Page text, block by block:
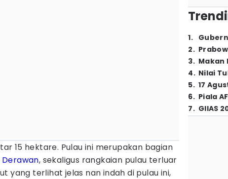
15 hektare. Pulau ini merupakan bagian
Derawan, sekaligus rangkaian pulau terluar
yang terlihat jelas nan indah di pulau ini,
1.
2.
3. Makan
4. Nilai
5. 17
6. Piala
7. GIIAS